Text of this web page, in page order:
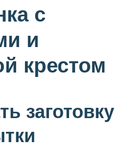
с
и
крестом
заготовку